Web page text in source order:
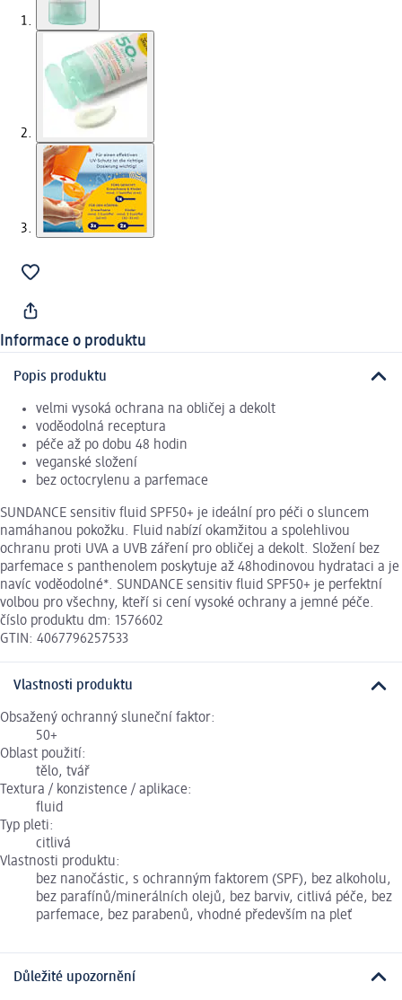
Informace o produktu
Popis produktu
velmi vysoká ochrana na obličej a dekolt
voděodolná receptura
péče až po dobu 48 hodin
veganské složení
bez octocrylenu a parfemace
SUNDANCE sensitiv fluid SPF50+ je ideální pro péči o sluncem
namáhanou pokožku. Fluid nabízí okamžitou a spolehlivou
ochranu proti UVA a UVB záření pro obličej a dekolt. Složení bez
parfemace s panthenolem poskytuje až 48hodinovou hydrataci a je
navíc voděodolné*. SUNDANCE sensitiv fluid SPF50+ je perfektní
volbou pro všechny, kteří si cení vysoké ochrany a jemné péče.
číslo produktu dm: 1576602
GTIN: 4067796257533
Vlastnosti produktu
Obsažený ochranný sluneční faktor:
50+
Oblast použití:
tělo, tvář
Textura / konzistence / aplikace:
fluid
Typ pleti:
citlivá
Vlastnosti produktu:
bez nanočástic, s ochranným faktorem (SPF), bez alkoholu,
bez parafínů/minerálních olejů, bez barviv, citlivá péče, bez
parfemace, bez parabenů, vhodné především na pleť
Důležité upozornění